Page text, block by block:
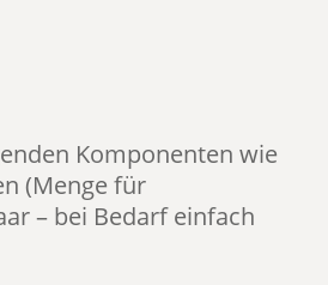
Komponenten wie
(Menge für
– bei Bedarf einfach